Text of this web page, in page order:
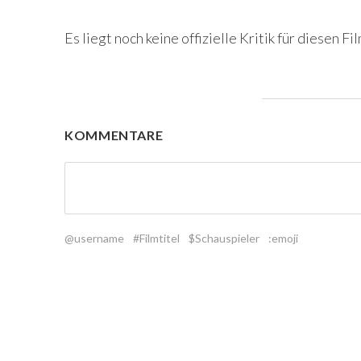
Es liegt noch keine offizielle Kritik für diesen
KOMMENTARE
@username #Filmtitel $Schauspieler :emoji